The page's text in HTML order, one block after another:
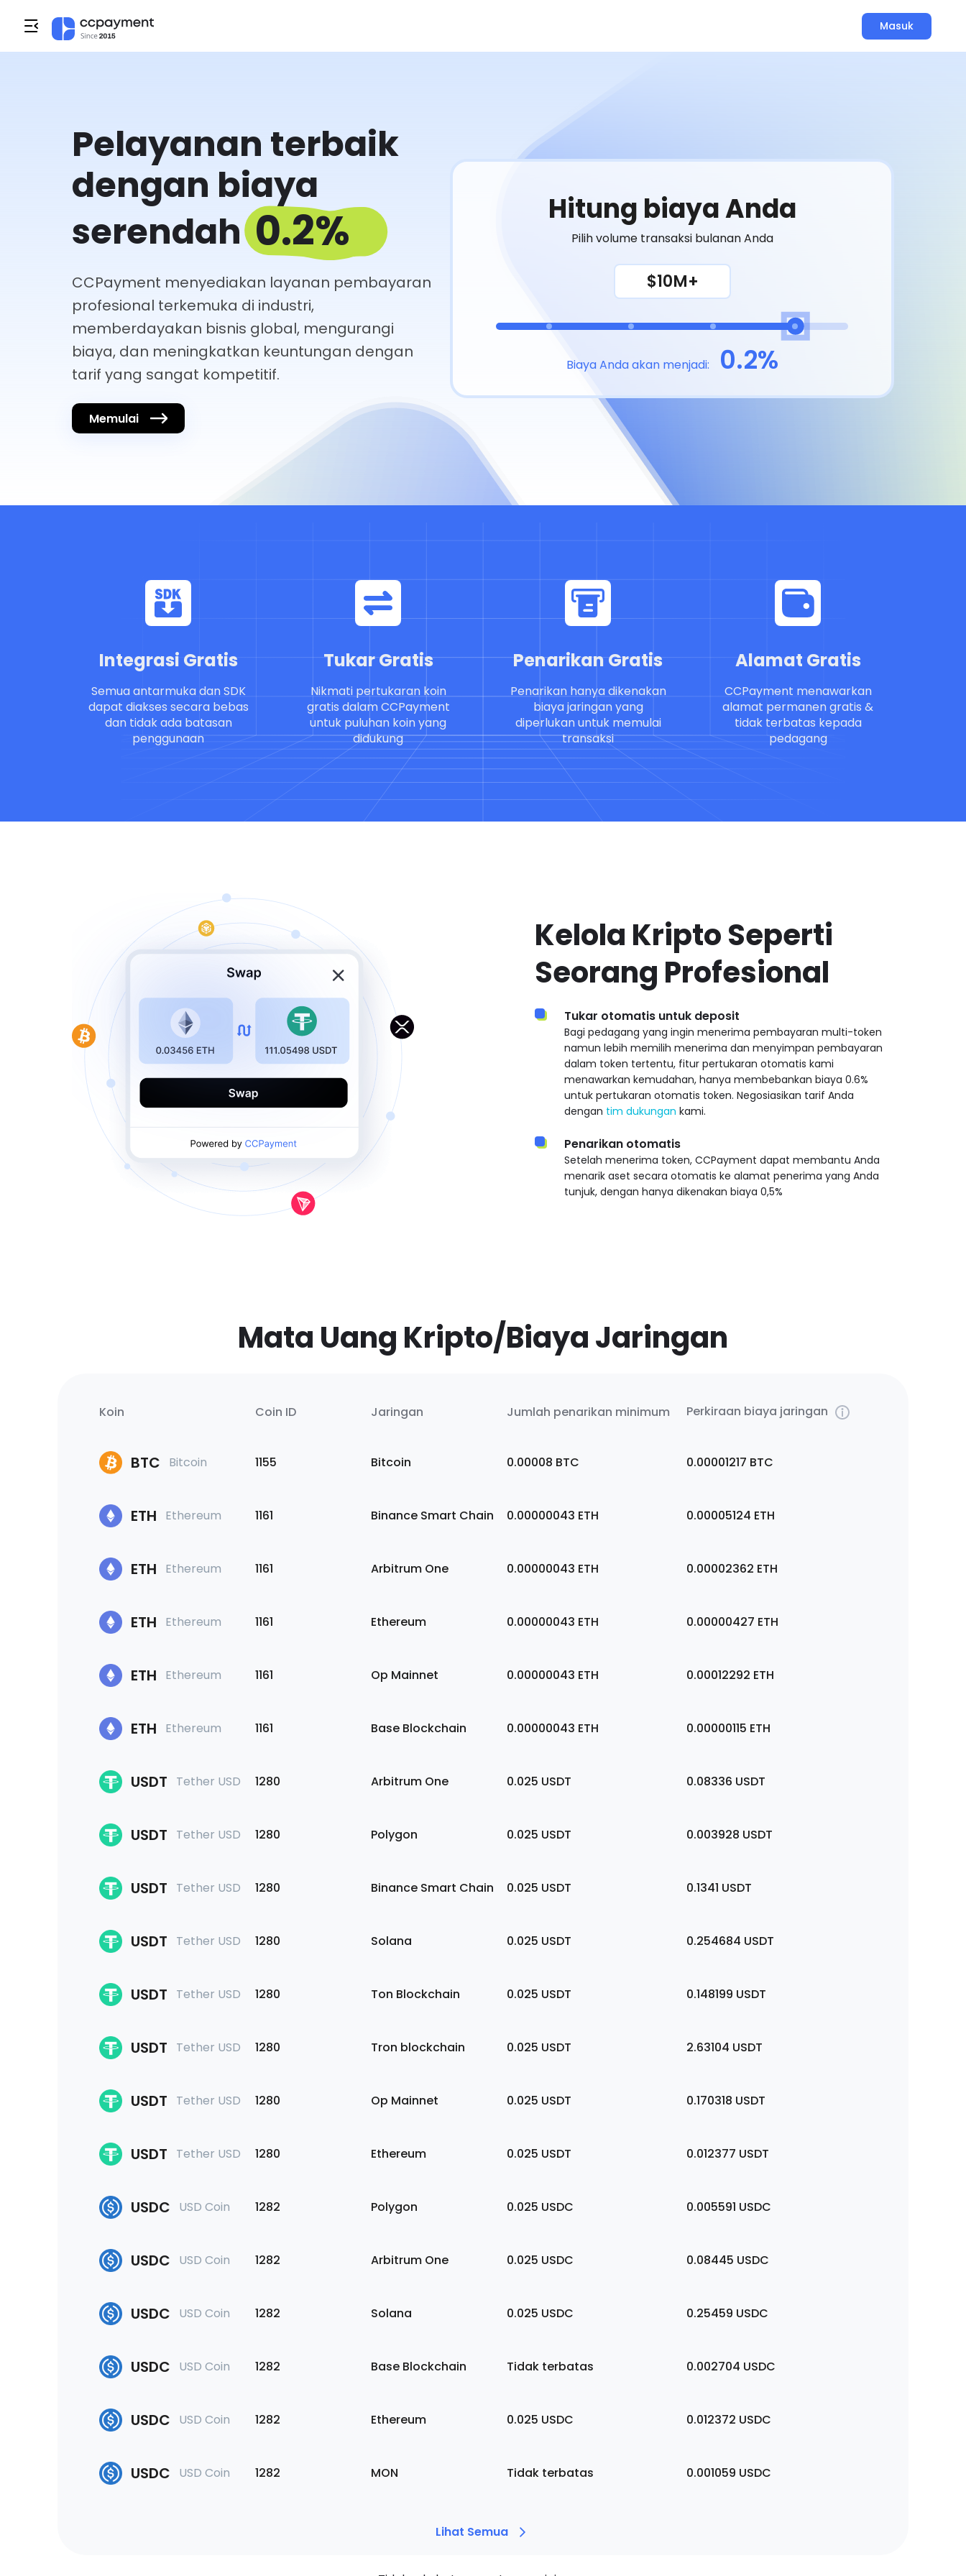
Masuk
Pelayanan terbaik
dengan biaya
serendah 0.2%
CCPayment menyediakan layanan pembayaran
profesional terkemuka di industri,
memberdayakan bisnis global, mengurangi
biaya, dan meningkatkan keuntungan dengan
tarif yang sangat kompetitif.
Memulai
Hitung biaya Anda
Pilih volume transaksi bulanan Anda
$10M+
Biaya Anda akan menjadi: 0.2%
Integrasi Gratis
Semua antarmuka dan SDK
dapat diakses secara bebas
dan tidak ada batasan
penggunaan
Tukar Gratis
Nikmati pertukaran koin
gratis dalam CCPayment
untuk puluhan koin yang
didukung
Penarikan Gratis
Penarikan hanya dikenakan
biaya jaringan yang
diperlukan untuk memulai
transaksi
Alamat Gratis
CCPayment menawarkan
alamat permanen gratis &
tidak terbatas kepada
pedagang
Kelola Kripto Seperti
Seorang Profesional
Tukar otomatis untuk deposit
Bagi pedagang yang ingin menerima pembayaran multi-token
namun lebih memilih menerima dan menyimpan pembayaran
dalam token tertentu, fitur pertukaran otomatis kami
menawarkan kemudahan, hanya membebankan biaya 0.6%
untuk pertukaran otomatis token. Negosiasikan tarif Anda
dengan tim dukungan kami.
Penarikan otomatis
Setelah menerima token, CCPayment dapat membantu Anda
menarik aset secara otomatis ke alamat penerima yang Anda
tunjuk, dengan hanya dikenakan biaya 0,5%
Mata Uang Kripto/Biaya Jaringan
Koin Coin ID Jaringan Jumlah penarikan minimum Perkiraan biaya jaringan
BTC Bitcoin 1155 Bitcoin 0.00008 BTC 0.00001217 BTC
ETH Ethereum 1161 Binance Smart Chain 0.00000043 ETH 0.00005124 ETH
ETH Ethereum 1161 Arbitrum One 0.00000043 ETH 0.00002362 ETH
ETH Ethereum 1161 Ethereum 0.00000043 ETH 0.00000427 ETH
ETH Ethereum 1161 Op Mainnet 0.00000043 ETH 0.00012292 ETH
ETH Ethereum 1161 Base Blockchain 0.00000043 ETH 0.00000115 ETH
USDT Tether USD 1280 Arbitrum One 0.025 USDT 0.08336 USDT
USDT Tether USD 1280 Polygon 0.025 USDT 0.003928 USDT
USDT Tether USD 1280 Binance Smart Chain 0.025 USDT 0.1341 USDT
USDT Tether USD 1280 Solana 0.025 USDT 0.254684 USDT
USDT Tether USD 1280 Ton Blockchain 0.025 USDT 0.148199 USDT
USDT Tether USD 1280 Tron blockchain 0.025 USDT 2.63104 USDT
USDT Tether USD 1280 Op Mainnet 0.025 USDT 0.170318 USDT
USDT Tether USD 1280 Ethereum 0.025 USDT 0.012377 USDT
USDC USD Coin 1282 Polygon 0.025 USDC 0.005591 USDC
USDC USD Coin 1282 Arbitrum One 0.025 USDC 0.08445 USDC
USDC USD Coin 1282 Solana 0.025 USDC 0.25459 USDC
USDC USD Coin 1282 Base Blockchain Tidak terbatas 0.002704 USDC
USDC USD Coin 1282 Ethereum 0.025 USDC 0.012372 USDC
USDC USD Coin 1282 MON Tidak terbatas 0.001059 USDC
Lihat Semua